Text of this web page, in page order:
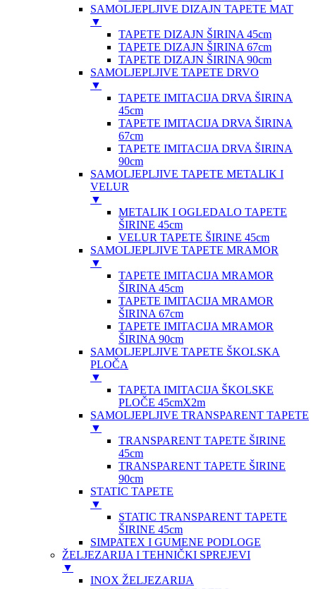
SAMOLJEPLJIVE DIZAJN TAPETE MAT
▼
TAPETE DIZAJN ŠIRINA 45cm
TAPETE DIZAJN ŠIRINA 67cm
TAPETE DIZAJN ŠIRINA 90cm
SAMOLJEPLJIVE TAPETE DRVO
▼
TAPETE IMITACIJA DRVA ŠIRINA
45cm
TAPETE IMITACIJA DRVA ŠIRINA
67cm
TAPETE IMITACIJA DRVA ŠIRINA
90cm
SAMOLJEPLJIVE TAPETE METALIK I
VELUR
▼
METALIK I OGLEDALO TAPETE
ŠIRINE 45cm
VELUR TAPETE ŠIRINE 45cm
SAMOLJEPLJIVE TAPETE MRAMOR
▼
TAPETE IMITACIJA MRAMOR
ŠIRINA 45cm
TAPETE IMITACIJA MRAMOR
ŠIRINA 67cm
TAPETE IMITACIJA MRAMOR
ŠIRINA 90cm
SAMOLJEPLJIVE TAPETE ŠKOLSKA
PLOČA
▼
TAPETA IMITACIJA ŠKOLSKE
PLOČE 45cmX2m
SAMOLJEPLJIVE TRANSPARENT TAPETE
▼
TRANSPARENT TAPETE ŠIRINE
45cm
TRANSPARENT TAPETE ŠIRINE
90cm
STATIC TAPETE
▼
STATIC TRANSPARENT TAPETE
ŠIRINE 45cm
SIMPATEX I GUMENE PODLOGE
ŽELJEZARIJA I TEHNIČKI SPREJEVI
▼
INOX ŽELJEZARIJA